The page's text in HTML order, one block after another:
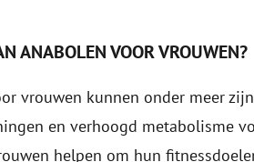
ANABOLEN VOOR VROUWEN?
vrouwen kunnen onder meer
en verhoogd metabolisme
helpen om hun